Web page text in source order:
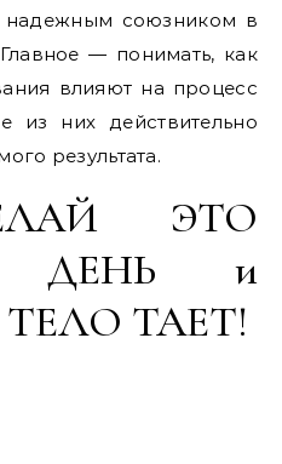
надежным союзником в
— понимать, как
влияют на процесс
из них действительно
результата.
ЭТО
ДЕНЬ и
ТЕЛО ТАЕТ!